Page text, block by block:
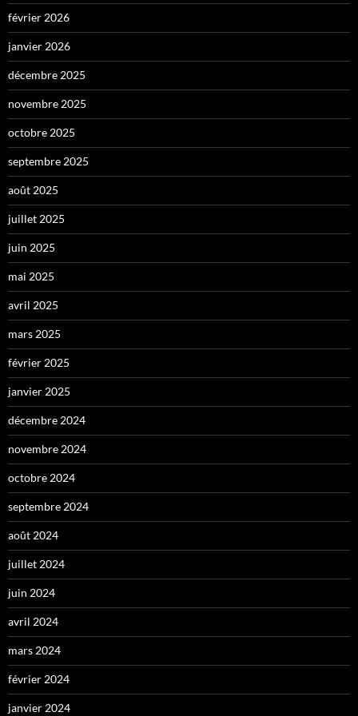
février 2026
janvier 2026
décembre 2025
novembre 2025
octobre 2025
septembre 2025
août 2025
juillet 2025
juin 2025
mai 2025
avril 2025
mars 2025
février 2025
janvier 2025
décembre 2024
novembre 2024
octobre 2024
septembre 2024
août 2024
juillet 2024
juin 2024
avril 2024
mars 2024
février 2024
janvier 2024